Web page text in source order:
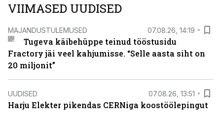
VIIMASED UUDISED
MAJANDUSTULEMUSED 07.08.26, 14:19
Tugeva käibehüppe teinud tööstusidu
Fractory jäi veel kahjumisse. “Selle aasta siht on
20 miljonit”
UUDISED 07.08.26, 13:51
Harju Elekter pikendas CERNiga koostöölepingut